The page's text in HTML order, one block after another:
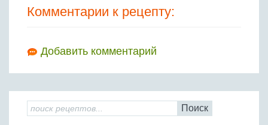
Комментарии к рецепту:
Добавить комментарий
Поиск